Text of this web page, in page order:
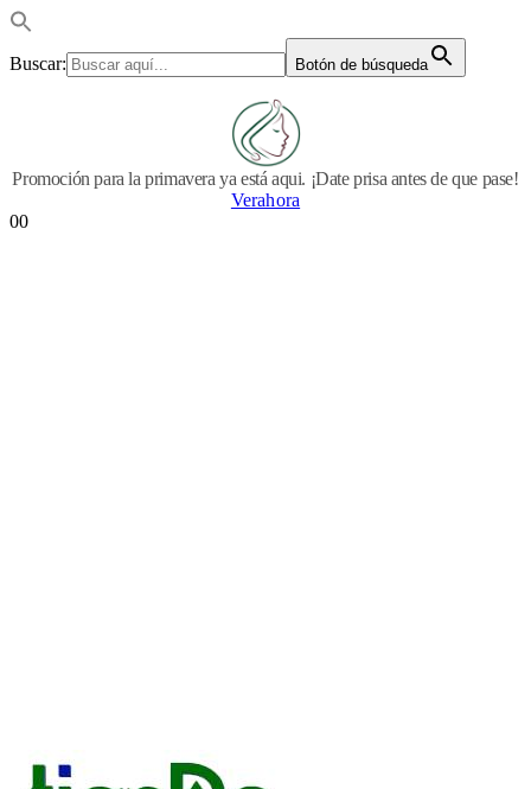
Buscar: Botón de búsqueda
Promoción para la primavera ya está aqui. ¡Date prisa antes de que pase!
Verahora
00